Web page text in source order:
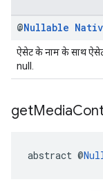
@Nullable
ऐसेट के नाम के साथ ऐसेट
null.
getMedia
abstract @